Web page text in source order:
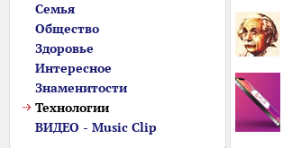
Семья
Общество
Здоровье
Интересное
Знаменитости
Технологии
ВИДЕО - Music Clip